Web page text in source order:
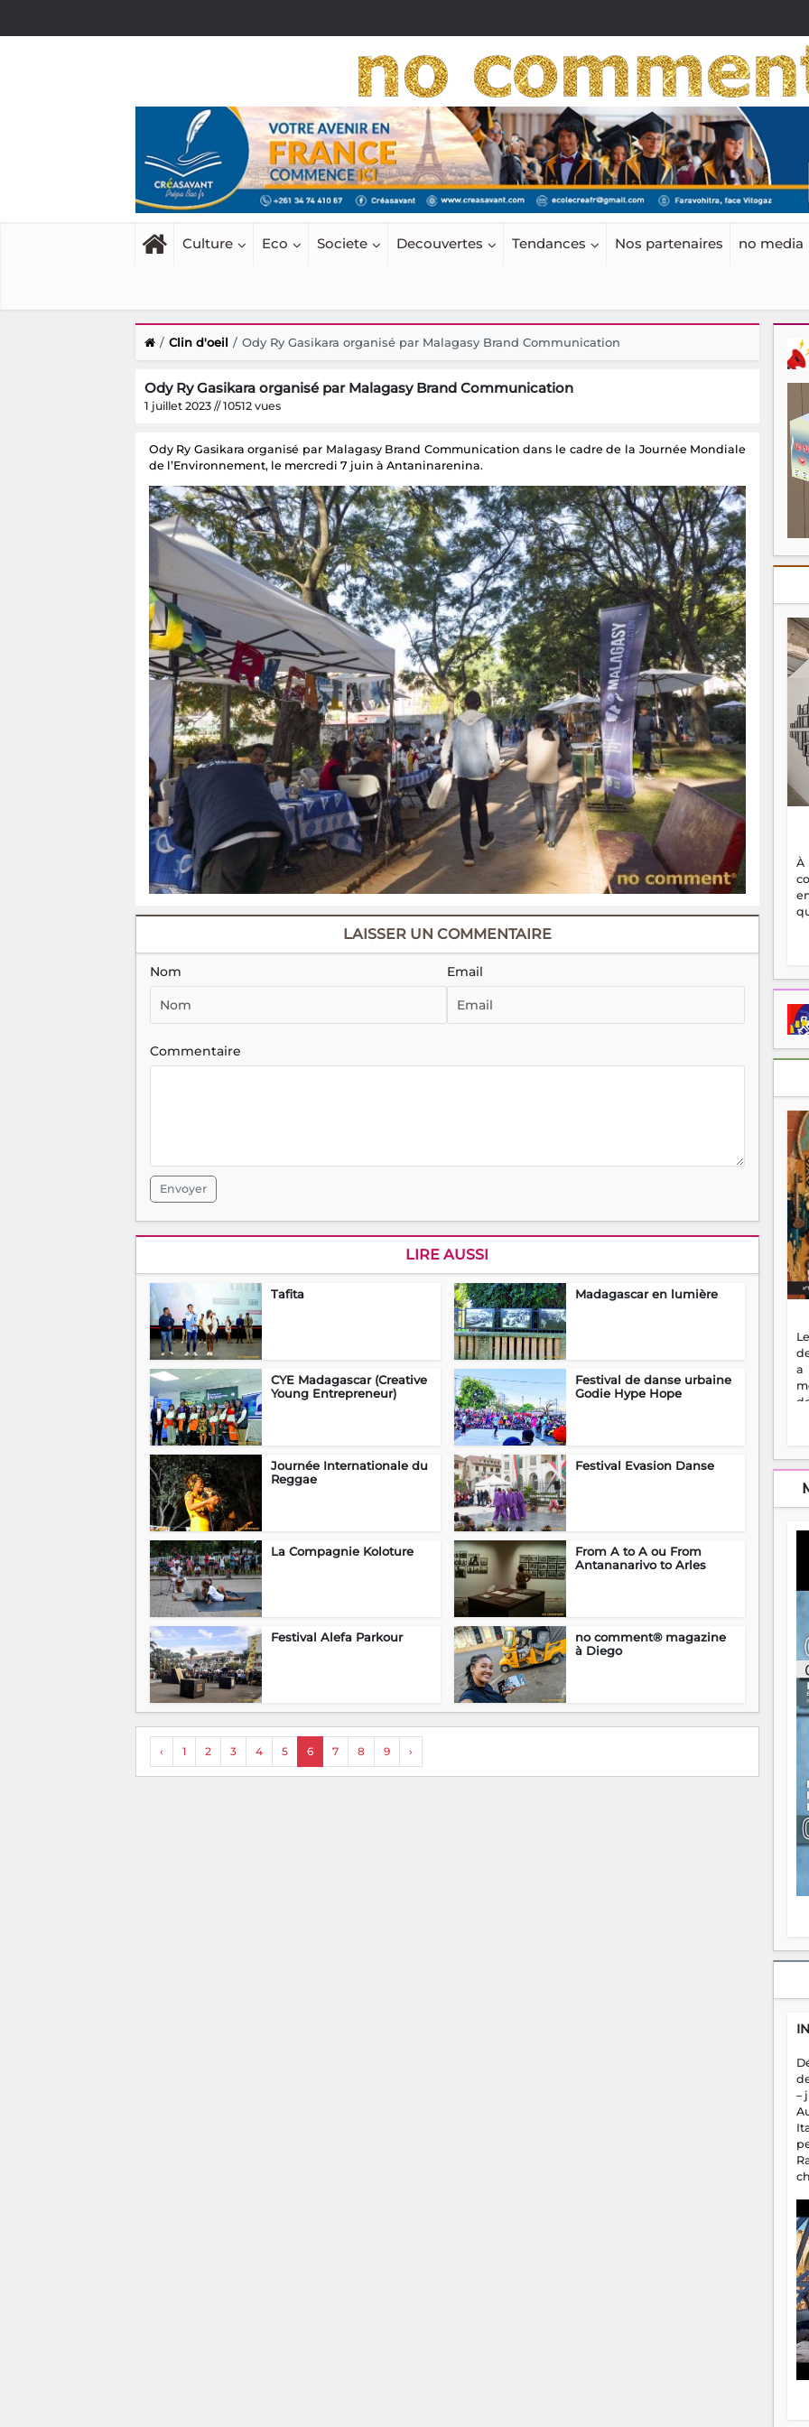
Culture Eco Societe Decouvertes Tendances Nos partenaires no media
Clin d'oeil Ody Ry Gasikara organisé par Malagasy Brand Communication
Ody Ry Gasikara organisé par Malagasy Brand Communication
1 juillet 2023 // 10512 vues
Ody Ry Gasikara organisé par Malagasy Brand Communication dans le cadre de la Journée Mondiale
de l’Environnement, le mercredi 7 juin à Antaninarenina.
LAISSER UN COMMENTAIRE
Nom Email
Commentaire
Envoyer
LIRE AUSSI
Tafita Madagascar en lumière
CYE Madagascar (Creative
Young Entrepreneur)
Festival de danse urbaine
Godie Hype Hope
Journée Internationale du
Reggae
Festival Evasion Danse
La Compagnie Koloture
From A to A ou From
Antananarivo to Arles
Festival Alefa Parkour
no comment® magazine
à Diego
‹ 1 2 3 4 5 6 7 8 9 ›
a
–